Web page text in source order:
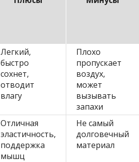
Легкий,
быстро
сохнет,
отводит
влагу
Плохо
пропускает
воздух,
может
вызывать
запахи
Отличная
эластичность,
поддержка
мышц
Не самый
долговечный
материал